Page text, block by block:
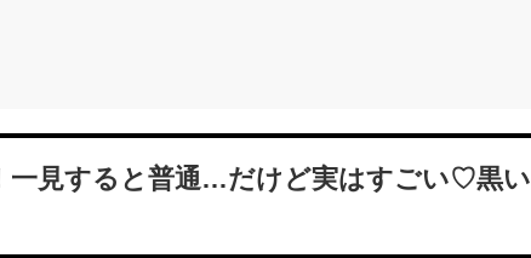
一見すると普通…だけど実はすごい♡黒い